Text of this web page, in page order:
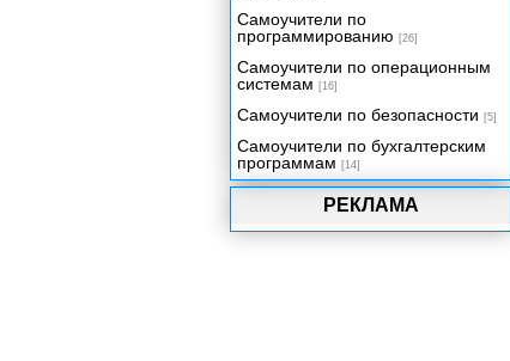
РЕКЛАМА
Учет и налогообложение доходов
физических лиц
бизнесе
Самоучители по
программированию [26]
Самоучители по операционным
системам [16]
Самоучители по безопасности [5]
Самоучители по бухгалтерским
программам [14]